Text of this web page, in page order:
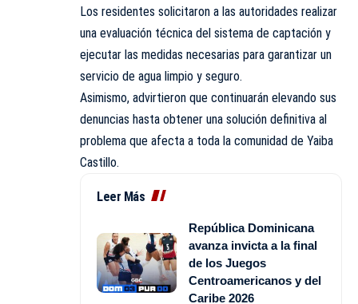
Los residentes solicitaron a las autoridades realizar
una evaluación técnica del sistema de captación y
ejecutar las medidas necesarias para garantizar un
servicio de agua limpio y seguro.
Asimismo, advirtieron que continuarán elevando sus
denuncias hasta obtener una solución definitiva al
problema que afecta a toda la comunidad de Yaiba
Castillo.
Leer Más
República Dominicana
avanza invicta a la final
de los Juegos
Centroamericanos y del
Caribe 2026